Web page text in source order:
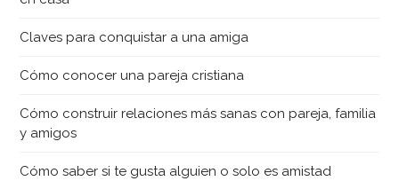
Claves para conquistar a una amiga
Cómo conocer una pareja cristiana
Cómo construir relaciones más sanas con pareja, familia
y amigos
Cómo saber si te gusta alguien o solo es amistad